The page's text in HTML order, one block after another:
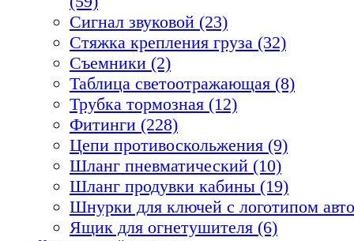
Сигнал звуковой (23)
Стяжка крепления груза (32)
Съемники (2)
Таблица светоотражающая (8)
Трубка тормозная (12)
Фитинги (228)
Цепи противоскольжения (9)
Шланг пневматический (10)
Шланг продувки кабины (19)
Шнурки для ключей с логотипом
Ящик для огнетушителя (6)